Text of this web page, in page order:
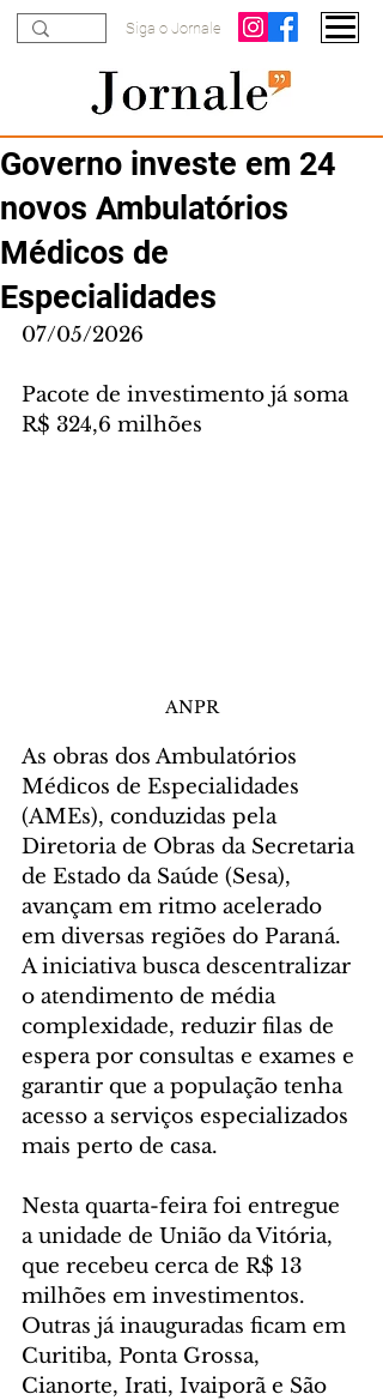
Siga o Jornale
Governo investe em 24
novos Ambulatórios
Médicos de
Especialidades
07/05/2026
Pacote de investimento já soma
R$ 324,6 milhões
ANPR
As obras dos Ambulatórios
Médicos de Especialidades
(AMEs), conduzidas pela
Diretoria de Obras da Secretaria
de Estado da Saúde (Sesa),
avançam em ritmo acelerado
em diversas regiões do Paraná.
A iniciativa busca descentralizar
o atendimento de média
complexidade, reduzir filas de
espera por consultas e exames e
garantir que a população tenha
acesso a serviços especializados
mais perto de casa.
Nesta quarta-feira foi entregue
a unidade de União da Vitória,
que recebeu cerca de R$ 13
milhões em investimentos.
Outras já inauguradas ficam em
Curitiba, Ponta Grossa,
Cianorte, Irati, Ivaiporã e São